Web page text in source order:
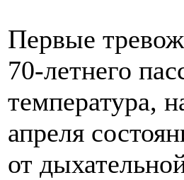
Первые
70-летнего
температура,
апреля
от